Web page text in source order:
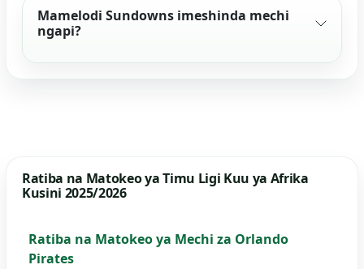
Mamelodi Sundowns imeshinda mechi
ngapi?
Ratiba na Matokeo ya Timu Ligi Kuu ya Afrika
Kusini 2025/2026
Ratiba na Matokeo ya Mechi za Orlando
Pirates